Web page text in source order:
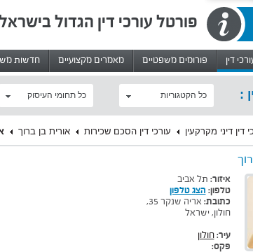
פורטל עורכי דין הגדול
דין פורומים משפטיים מאמרים מקצועיים חדשות
: כל הקטגוריות כל תחומי העיסוק
דין דיני מקרקעין עורכי דין הסכם שכירות אורית בן ברוך
איזור: תל אביב
טלפון: הצג טלפון
כתובת:
אריה שנקר 35,
חולון, ישראל
עיר:חולון
פקס: